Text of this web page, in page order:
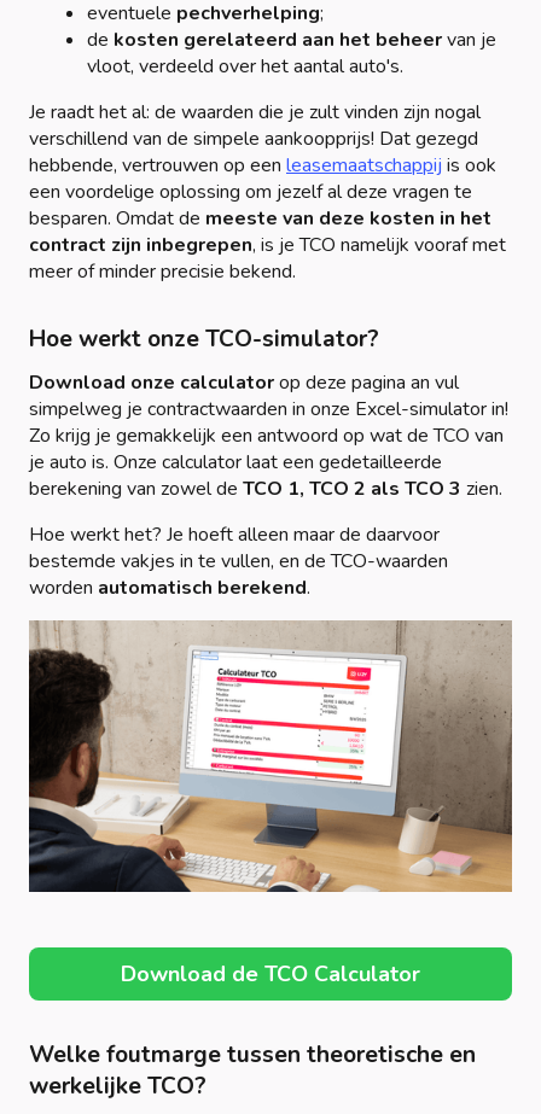
eventuele pechverhelping;
de kosten gerelateerd aan het beheervan je
vloot, verdeeld over het aantal auto's.
Je raadt het al: de waarden die je zult vinden zijn nogal
verschillend van de simpele aankoopprijs! Dat gezegd
hebbende, vertrouwen op een leasemaatschappij is ook
een voordelige oplossing om jezelf al deze vragen te
besparen. Omdat de meeste van deze kosten in het
contract zijn inbegrepen, is je TCO namelijk vooraf met
meer of minder precisie bekend.
Hoe werkt onze TCO-simulator?
Download onze calculatorop deze pagina an vul
simpelweg je contractwaarden in onze Excel-simulator in!
Zo krijg je gemakkelijk een antwoord op wat de TCO van
je auto is. Onze calculator laat een gedetailleerde
berekening van zowel de TCO 1, TCO 2 als TCO 3 zien.
Hoe werkt het? Je hoeft alleen maar de daarvoor
bestemde vakjes in te vullen, en de TCO-waarden
worden automatisch berekend.
Download de TCO Calculator
Welke foutmarge tussen theoretische en
werkelijke TCO?